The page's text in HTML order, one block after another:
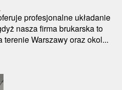
profesjonalne układanie
nasza firma brukarska to
Warszawy oraz okol...